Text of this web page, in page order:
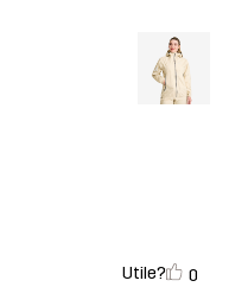
Utile? 0